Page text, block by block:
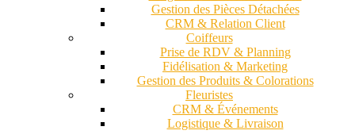
Gestion des Pièces Détachées
CRM & Relation Client
Coiffeurs
Prise de RDV & Planning
Fidélisation & Marketing
Gestion des Produits & Colorations
Fleuristes
CRM & Événements
Logistique & Livraison